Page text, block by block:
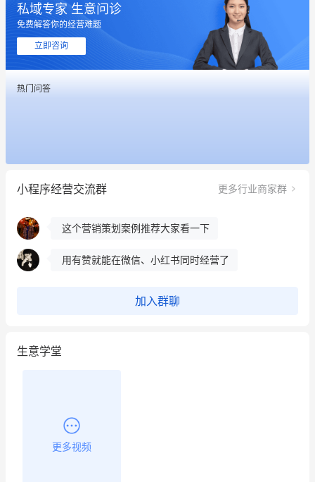
私域专家 生意问诊
免费解答你的经营难题
立即咨询
热门问答
小程序经营交流群 更多行业商家群
这个营销策划案例推荐大家看一下
昨晚的直播课程太好啦❤️
冰墩墩货源充足需要的联系我
这个营销策划案例推荐大家看一下
用有赞就能在微信、小红书同时经营了
加入群聊
生意学堂
更多视频